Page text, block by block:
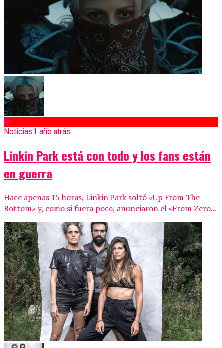
Noticias1 año atrás
Linkin Park está con todo y los fans están
en guerra
Hace apenas 15 horas, Linkin Park soltó «Up From The
Bottom» y, como si fuera poco, anunciaron el «From Zero...